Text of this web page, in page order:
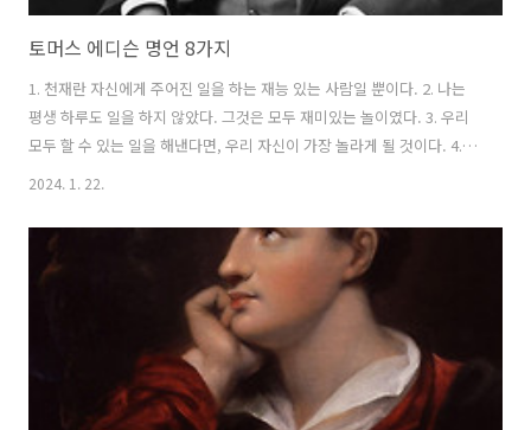
토머스 에디슨 명언 8가지
1. 천재란 자신에게 주어진 일을 하는 재능 있는 사람일 뿐이다. 2. 나는
평생 하루도 일을 하지 않았다. 그것은 모두 재미있는 놀이였다. 3. 우리
모두 할 수 있는 일을 해낸다면, 우리 자신이 가장 놀라게 될 것이다. 4.
인생에서 실패한 사람 중 다수는 성공을 목전에 두고도 모른 채 포기한
는 의미는 아닙니다. 6. 노력을 대신할 수있는 것은 없습니다. 7. 나는 실
패하지 않았습니다. 단지, 작동하지 않을 10,000가지 방법을 찾았습니
다. 8. 당신의 가치는 당신이 가진 것이 아니라 당신의 존재에 있습니다.
https://youtube.com/shorts/ClSOZjZdyzU?feature=share
2024. 1. 22.